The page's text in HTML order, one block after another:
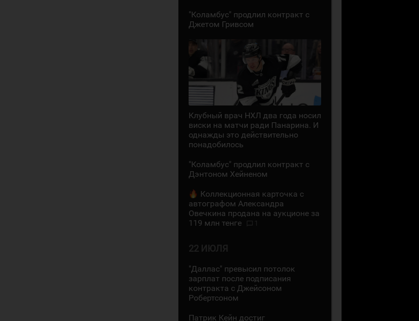
"Коламбус" продлил контракт с
Джетом Гривсом
Клубный врач НХЛ два года носил
виски на матчи ради Панарина. И
однажды это действительно
понадобилось
"Коламбус" продлил контракт с
Дэнтоном Хейненом
Коллекционная карточка с
автографом Александра
Овечкина продана на аукционе за
119 млн тенге
22 ИЮЛЯ
"Даллас" превысил потолок
зарплат после подписания
контракта с Джейсоном
Робертсоном
Патрик Кейн достиг